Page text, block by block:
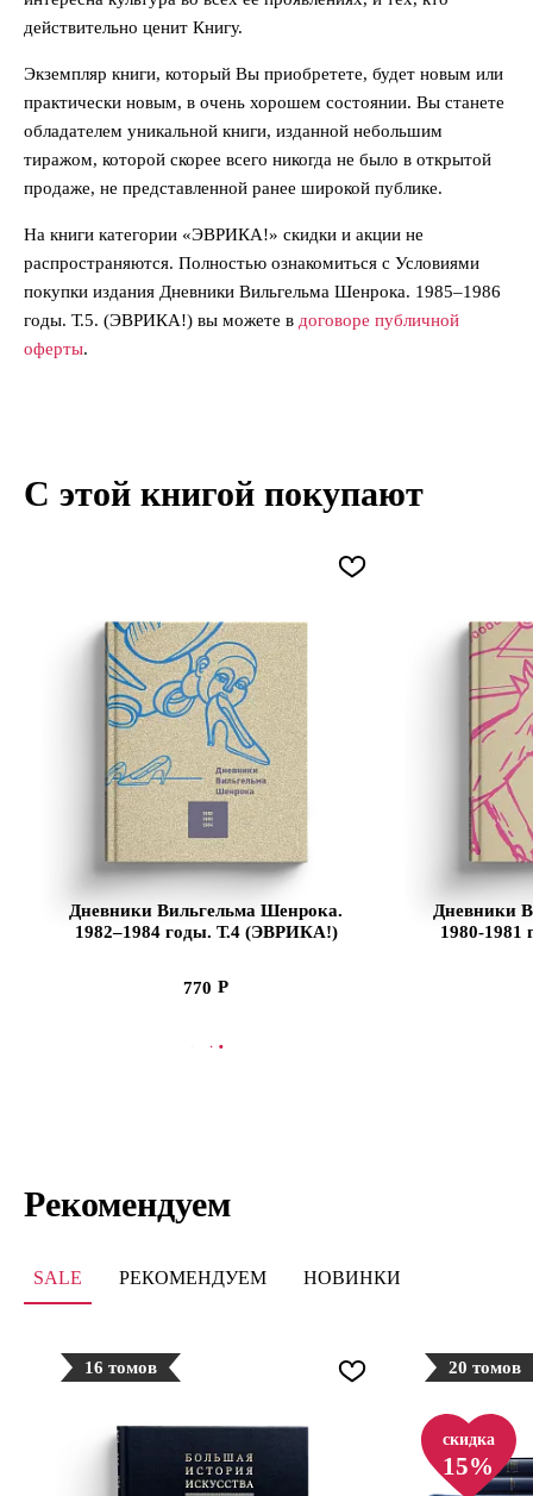
действительно ценит Книгу.
Экземпляр книги, который Вы приобретете, будет новым или
практически новым, в очень хорошем состоянии. Вы станете
обладателем уникальной книги, изданной небольшим
тиражом, которой скорее всего никогда не было в открытой
продаже, не представленной ранее широкой публике.
На книги категории «ЭВРИКА!» скидки и акции не
распространяются. Полностью ознакомиться с Условиями
покупки издания Дневники Вильгельма Шенрока. 1985–1986
годы. Т.5. (ЭВРИКА!) вы можете в договоре публичной
оферты.
С этой книгой покупают
Дневники Вильгельма Шенрока.
1982–1984 годы. Т.4 (ЭВРИКА!)
770
В КОРЗИНУ
Дневники
1980-
Рекомендуем
SALE РЕКОМЕНДУЕМ НОВИНКИ
16 томов 20 томов
скидка
15%